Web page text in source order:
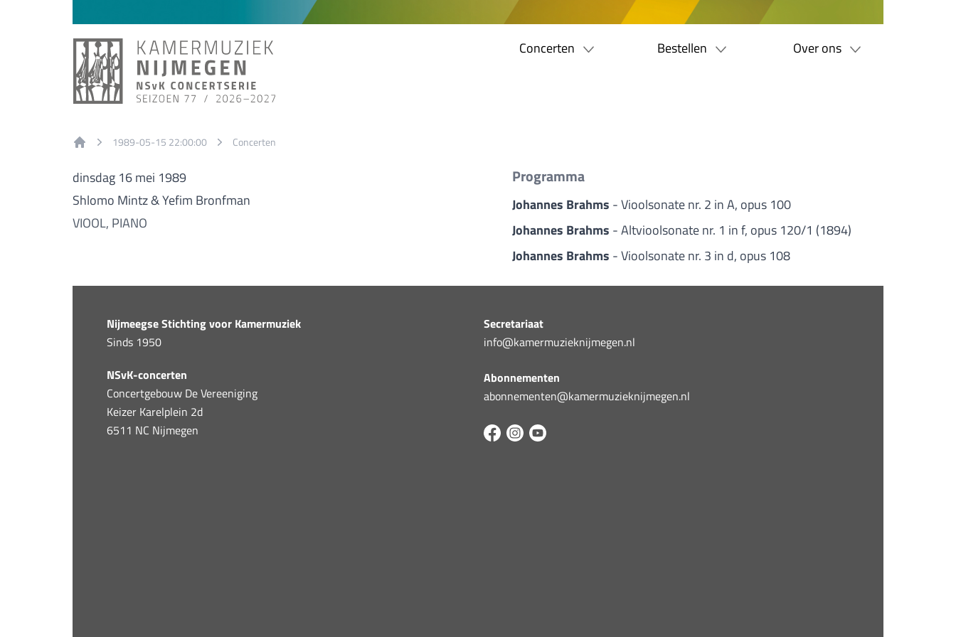
Concerten Bestellen Over ons
1989-05-15 22:00:00 Concerten
dinsdag 16 mei 1989
Shlomo Mintz & Yefim Bronfman
VIOOL, PIANO
Programma
Johannes Brahms - Vioolsonate nr. 2 in A, opus 100
Johannes Brahms - Altvioolsonate nr. 1 in f, opus 120/1 (1894)
Johannes Brahms - Vioolsonate nr. 3 in d, opus 108
Nijmeegse Stichting voor Kamermuziek
Sinds 1950
NSvK-concerten
Concertgebouw De Vereeniging
Keizer Karelplein 2d
6511 NC Nijmegen
Secretariaat
info@kamermuzieknijmegen.nl
Abonnementen
abonnementen@kamermuzieknijmegen.nl